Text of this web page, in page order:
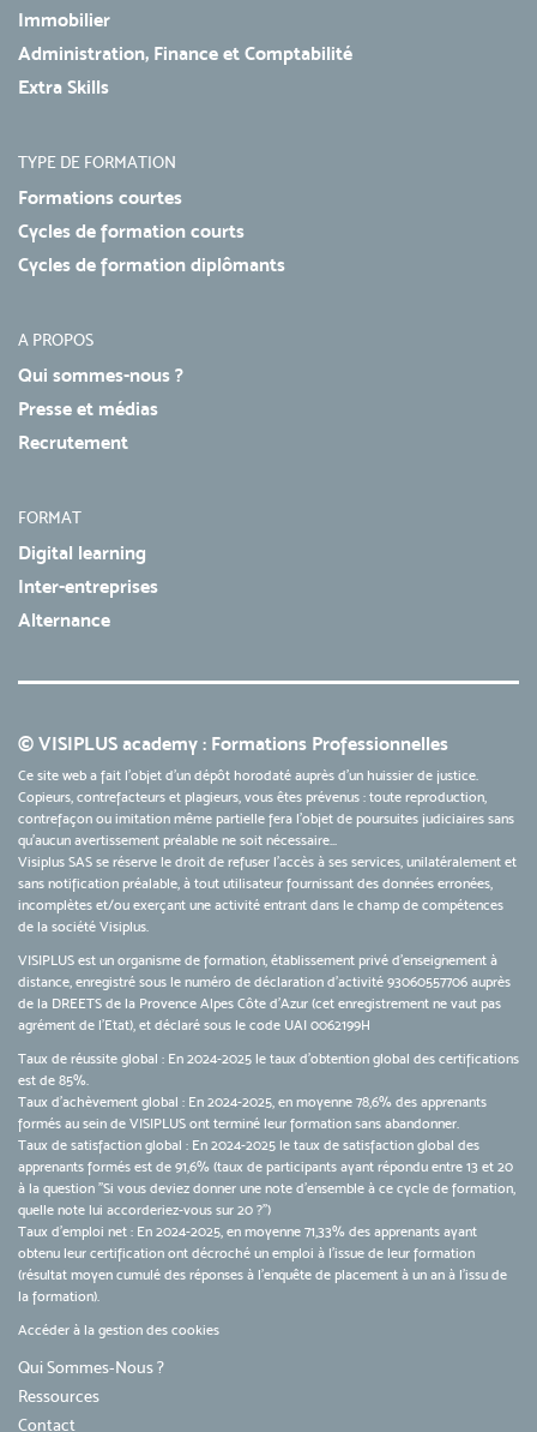
Immobilier
Administration, Finance et Comptabilité
Extra Skills
TYPE DE FORMATION
Formations courtes
Cycles de formation courts
Cycles de formation diplômants
A PROPOS
Qui sommes-nous ?
Presse et médias
Recrutement
FORMAT
Digital learning
Inter-entreprises
Alternance
© VISIPLUS academy : Formations Professionnelles
Ce site web a fait l'objet d'un dépôt horodaté auprès d'un huissier de justice.
Copieurs, contrefacteurs et plagieurs, vous êtes prévenus : toute reproduction,
contrefaçon ou imitation même partielle fera l'objet de poursuites judiciaires sans
qu’aucun avertissement préalable ne soit nécessaire...
Visiplus SAS se réserve le droit de refuser l'accès à ses services, unilatéralement et
sans notification préalable, à tout utilisateur fournissant des données erronées,
incomplètes et/ou exerçant une activité entrant dans le champ de compétences
de la société Visiplus.
VISIPLUS est un organisme de formation, établissement privé d’enseignement à
distance, enregistré sous le numéro de déclaration d’activité 93060557706 auprès
de la DREETS de la Provence Alpes Côte d’Azur (cet enregistrement ne vaut pas
agrément de l’Etat), et déclaré sous le code UAI 0062199H
Taux de réussite global : En 2024-2025 le taux d'obtention global des certifications
est de 85%.
Taux d’achèvement global : En 2024-2025, en moyenne 78,6% des apprenants
formés au sein de VISIPLUS ont terminé leur formation sans abandonner.
Taux de satisfaction global : En 2024-2025 le taux de satisfaction global des
apprenants formés est de 91,6% (taux de participants ayant répondu entre 13 et 20
à la question "Si vous deviez donner une note d’ensemble à ce cycle de formation,
quelle note lui accorderiez-vous sur 20 ?")
Taux d’emploi net : En 2024-2025, en moyenne 71,33% des apprenants ayant
obtenu leur certification ont décroché un emploi à l'issue de leur formation
(résultat moyen cumulé des réponses à l'enquête de placement à un an à l'issu de
la formation).
Accéder à la gestion des cookies
Qui Sommes-Nous ?
Ressources
Contact